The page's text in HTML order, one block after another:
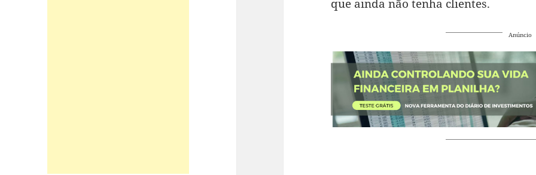
que ainda não tenha clientes.
Anúncio